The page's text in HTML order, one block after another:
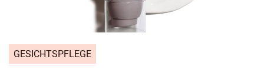
GESICHTSPFLEGE